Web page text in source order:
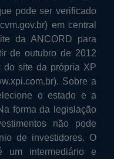
pode ser verificado
em central
da ANCORD para
de outubro de 2012
do site da própria XP
Sobre a
o estado e a
forma da legislação
não pode
de investidores. O
um intermediário e